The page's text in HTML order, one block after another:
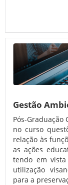
Gestão
Pós-
no curso
relação às
as ações
tendo em
utilização
para a